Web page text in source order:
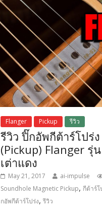
Flanger Pickup รีวิว
รีวิว ปิ๊กอัพกีต้าร์โปร่
(Pickup) Flanger รุ่น
เต่าแดง
May 21, 2017 ai-impulse
Soundhole Magnetic Pickup, กีต้าร์โ
กอัพกีต้าร์โปร่ง,รีวิว